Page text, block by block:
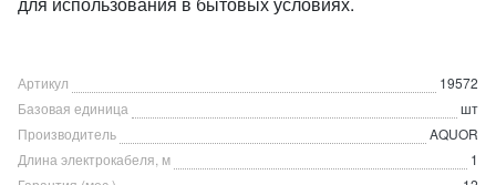
Артикул
19572
Базовая единица
шт
Производитель
AQUOR
Длина электрокабеля, м
1